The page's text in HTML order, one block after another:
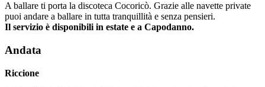
A ballare ti porta la discoteca Cocoricò. Grazie alle navette private
puoi andare a ballare in tutta tranquillità e senza pensieri.
Il servizio è disponibili in estate e a Capodanno.
Andata
Riccione